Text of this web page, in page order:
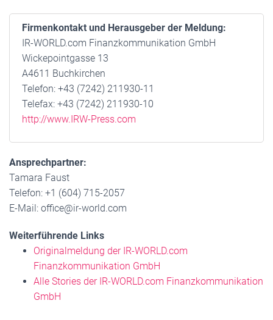
Firmenkontakt und Herausgeber der Meldung:
IR-WORLD.com Finanzkommunikation GmbH
Wickepointgasse 13
A4611 Buchkirchen
Telefon: +43 (7242) 211930-11
Telefax: +43 (7242) 211930-10
http://www.IRW-Press.com
Ansprechpartner:
Tamara Faust
Telefon: +1 (604) 715-2057
E-Mail: office@ir-world.com
Weiterführende Links
Originalmeldung der IR-WORLD.com
Finanzkommunikation GmbH
Alle Stories der IR-WORLD.com Finanzkommunikation
GmbH